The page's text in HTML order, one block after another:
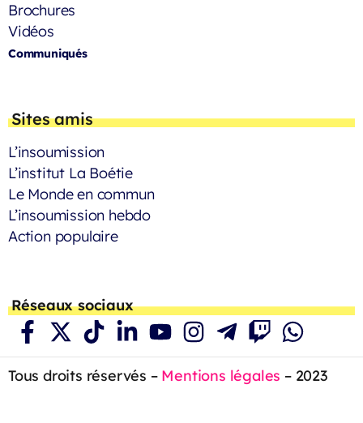
Brochures
Vidéos
Communiqués
Sites amis
L’insoumission
L’institut La Boétie
Le Monde en commun
L’insoumission hebdo
Action populaire
Réseaux sociaux
Tous droits réservés – Mentions légales – 2023